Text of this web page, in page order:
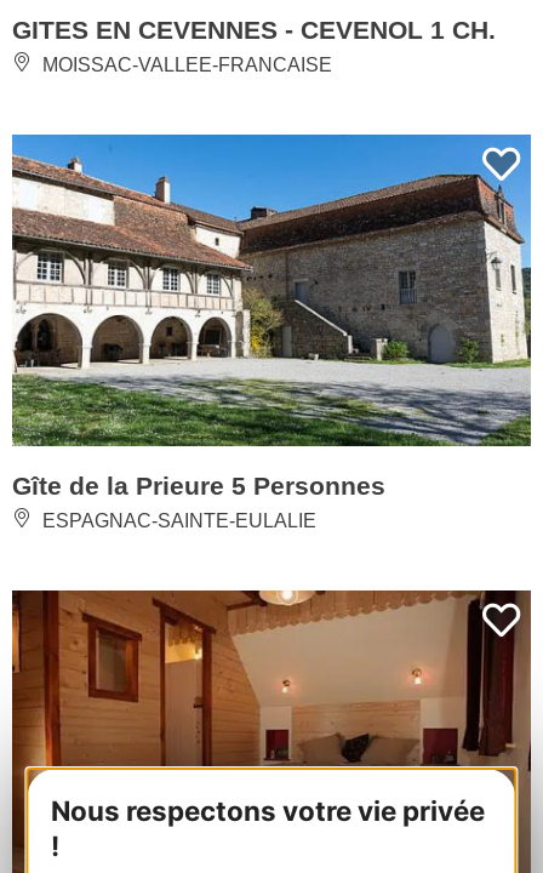
Nous respectons votre vie privée
!
GITES EN CEVENNES - CEVENOL 1 CH.
MOISSAC-VALLEE-FRANCAISE
Gîte de la Prieure 5 Personnes
ESPAGNAC-SAINTE-EULALIE